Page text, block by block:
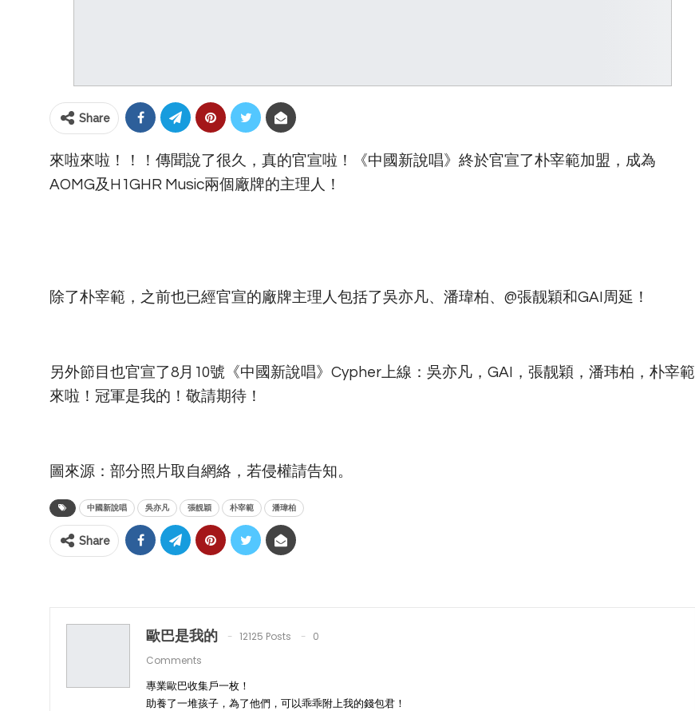
Share
來啦來啦！！！傳聞說了很久，真的官宣啦！《中國新說唱》終於官宣了朴宰範加盟，成為
AOMG及H1GHR Music兩個廠牌的主理人！
除了朴宰範，之前也已經官宣的廠牌主理人包括了吳亦凡、潘瑋柏、@張靓穎和GAI周延！
另外節目也官宣了8月10號《中國新說唱》Cypher上線：吳亦凡，GAI，張靓穎，潘玮柏，朴宰範
來啦！冠軍是我的！敬請期待！
圖來源：部分照片取自網絡，若侵權請告知。
中國新說唱 吳亦凡 張靚穎 朴宰範 潘瑋柏
Share
歐巴是我的 12125 Posts
0
Comments
專業歐巴收集戶一枚！
助養了一堆孩子，為了他們，可以乖乖附上我的錢包君！